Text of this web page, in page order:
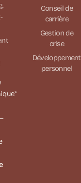
Conseil de
carrière
Gestion de
crise
Développement
personnel